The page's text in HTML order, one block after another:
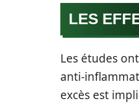
LES
Les études
anti-
excès est